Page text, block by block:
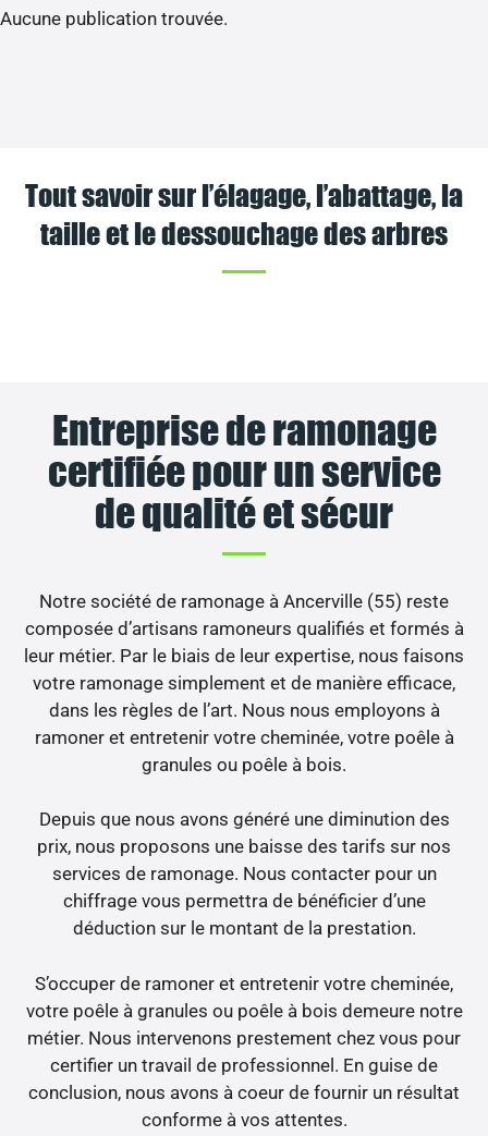
Aucune publication trouvée.
Tout savoir sur l’élagage, l’abattage, la
taille et le dessouchage des arbres
Entreprise de ramonage
certifiée pour un service
de qualité et sécur
Notre société de ramonage à Ancerville (55) reste
composée d’artisans ramoneurs qualifiés et formés à
leur métier. Par le biais de leur expertise, nous faisons
votre ramonage simplement et de manière efficace,
dans les règles de l’art. Nous nous employons à
ramoner et entretenir votre cheminée, votre poêle à
granules ou poêle à bois.
Depuis que nous avons généré une diminution des
prix, nous proposons une baisse des tarifs sur nos
services de ramonage. Nous contacter pour un
chiffrage vous permettra de bénéficier d’une
déduction sur le montant de la prestation.
S’occuper de ramoner et entretenir votre cheminée,
votre poêle à granules ou poêle à bois demeure notre
métier. Nous intervenons prestement chez vous pour
certifier un travail de professionnel. En guise de
conclusion, nous avons à coeur de fournir un résultat
conforme à vos attentes.